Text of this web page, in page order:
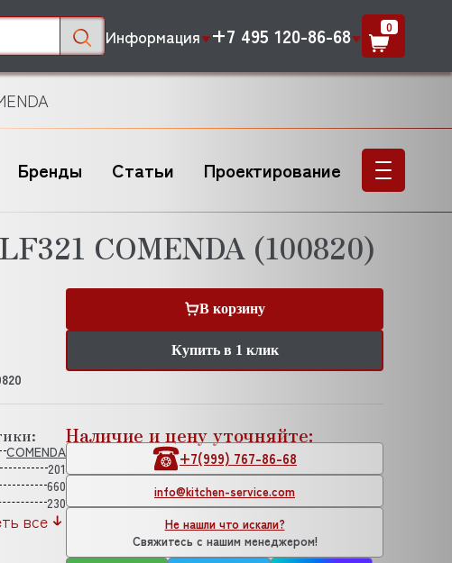
Информация +7 495 120-86-68 0
Бренды Статьи Проектирование
COMENDA (100820)
В корзину
Купить в 1 клик
COMENDA
201
660
230
все
Наличие и цену уточняйте:
+7(999) 767-86-68
info@kitchen-service.com
Не нашли что искали?
Свяжитесь с нашим менеджером!